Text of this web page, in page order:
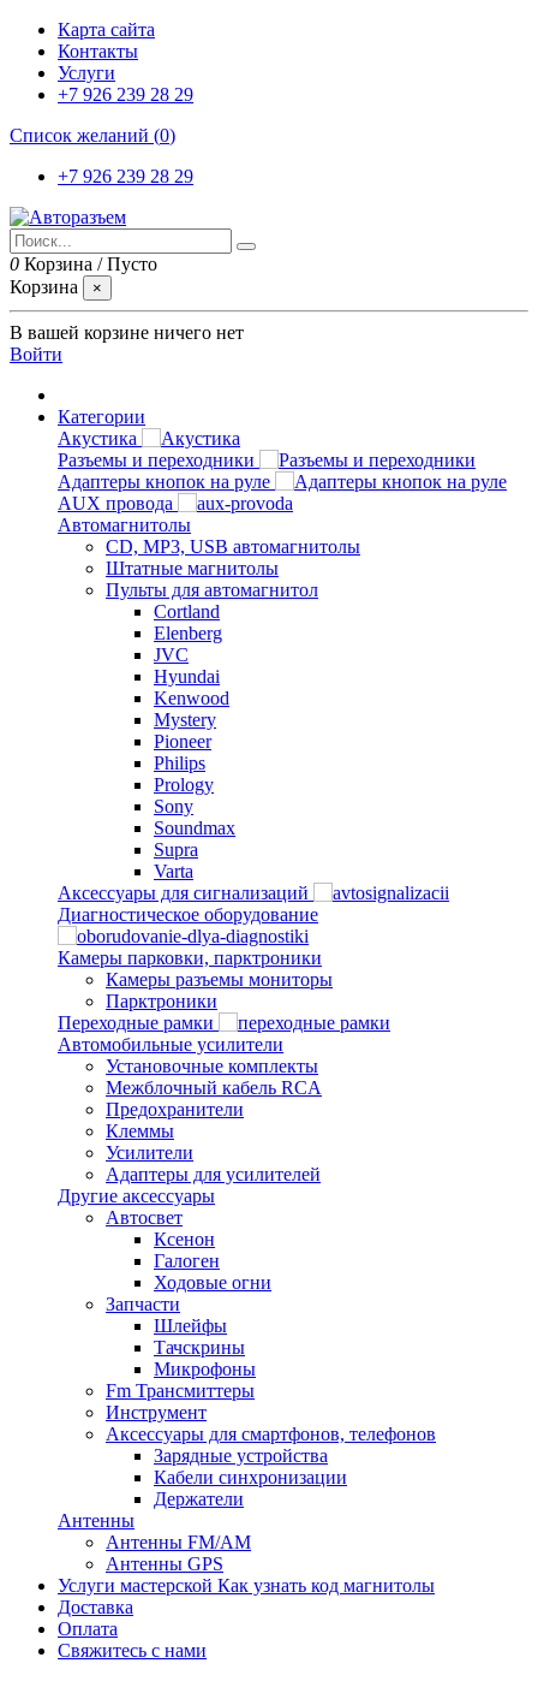
Карта сайта
Контакты
Услуги
+7 926 239 28 29
Список желаний (0)
+7 926 239 28 29
0 Корзина /Пусто
Корзина
×
В вашей корзине ничего нет
Войти
Категории
Акустика
Разъемы и переходники
Адаптеры кнопок на руле
AUX провода
Автомагнитолы
CD, MP3, USB автомагнитолы
Штатные магнитолы
Пульты для автомагнитол
Cortland
Elenberg
JVC
Hyundai
Kenwood
Mystery
Pioneer
Philips
Prology
Sony
Soundmax
Supra
Varta
Аксессуары для сигнализаций
Диагностическое оборудование
Камеры парковки, парктроники
Камеры разъемы мониторы
Парктроники
Переходные рамки
Автомобильные усилители
Установочные комплекты
Межблочный кабель RCA
Предохранители
Клеммы
Усилители
Адаптеры для усилителей
Другие аксессуары
Автосвет
Ксенон
Галоген
Ходовые огни
Запчасти
Шлейфы
Тачскрины
Микрофоны
Fm Трансмиттеры
Инструмент
Аксессуары для смартфонов, телефонов
Зарядные устройства
Кабели синхронизации
Держатели
Антенны
Антенны FM/AM
Антенны GPS
Услуги мастерской Как узнать код магнитолы
Доставка
Оплата
Свяжитесь с нами